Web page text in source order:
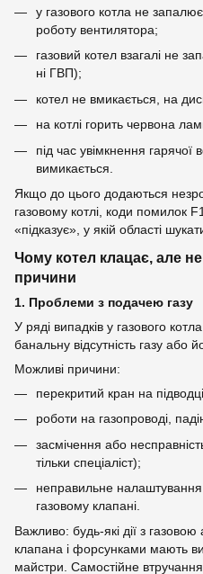
у газового котла не
роботу вентилятора;
газовий котел взагалі не
ні ГВП);
котел не вмикається, на
на котлі горить червона
під час увімкнення
вимикається.
Якщо до цього додаються
газовому котлі, коди помилок
«підказує», у якій області
Чому котел клацає, але
причини
1. Проблеми з подачею газу
У ряді випадків у газового
банальну відсутність газу або
Можливі причини:
перекритий кран на
роботи на газопроводі,
засмічення або
тільки спеціаліст);
неправильне налаштування
газовому клапані.
Важливо: будь-які дії з
клапана і форсунками мають
майстри. Самостійне